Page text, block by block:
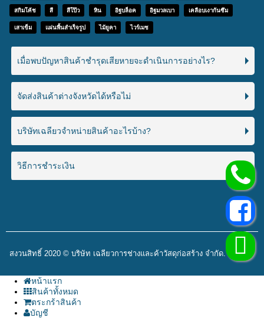
สกิมโค้ช สี สีโป๊ว หิน อิฐบล็อค อิฐมวลเบา เคลือบเงากันซึม
เสาเข็ม แผ่นพื้นสำเร็จรูป ไม้ยูคา ไวร์เมช
เมื่อพบปัญหาสินค้าชำรุดเสียหายจะดำเนินการอย่างไร?
จัดส่งสินค้าต่างจังหวัดได้หรือไม่
บริษัทเฉลียวจำหน่ายสินค้าอะไรบ้าง?
วิธีการชำระเงิน
สงวนสิทธิ์ 2020 © บริษัท เฉลียวการช่างและค้าวัสดุก่อสร้าง จำกัด.
หน้าแรก
สินค้าทั้งหมด
ตระกร้าสินค้า
บัญชี